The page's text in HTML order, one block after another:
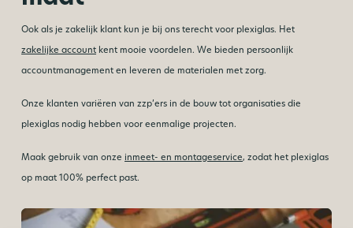
Ook als je zakelijk klant kun je bij ons terecht voor plexiglas. Het
zakelijke account kent mooie voordelen. We bieden persoonlijk
accountmanagement en leveren de materialen met zorg.
Onze klanten variëren van zzp’ers in de bouw tot organisaties die
plexiglas nodig hebben voor eenmalige projecten.
Maak gebruik van onze inmeet- en montageservice, zodat het plexiglas
op maat 100% perfect past.